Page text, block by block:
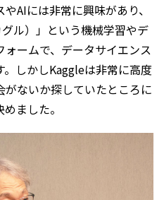
AIには非常に興味があり、
ル）」という機械学習やデ
ームで、データサイエンス
しかしKaggleは非常に高度
ないか探していたところに
ました。